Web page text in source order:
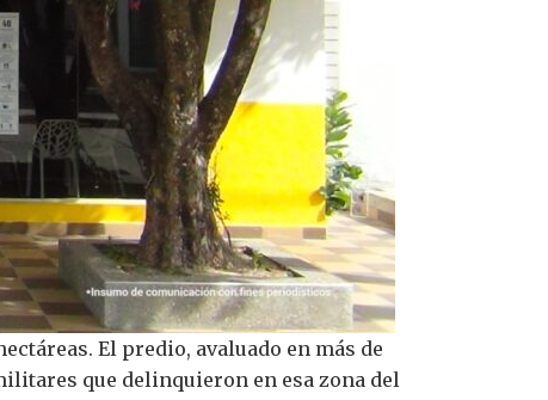
El predio, avaluado en más de
que delinquieron en esa zona del